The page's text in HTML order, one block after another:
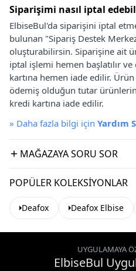
Siparişimi nasıl iptal
ElbiseBul'da siparişini iptal
bulunan "Sipariş Destek
oluşturabilirsin. Siparişine ait
iptal işlemi hemen başlatılır
kartına hemen iade edilir.
ödemiş olduğun tutar
kredi kartına iade edilir.
» Daha fazla bilgi için Yardım
MAĞAZAYA SORU SOR
POPÜLER KOLEKSIYONLAR
Deafox Deafox Elbise
UYGULAMAYA
ElbiseBul